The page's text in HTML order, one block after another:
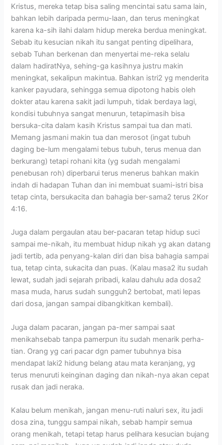
Kristus, mereka tetap bisa saling mencintai satu sama lain,
bahkan lebih daripada permu-laan, dan terus meningkat
karena ka-sih ilahi dalam hidup mereka berdua meningkat.
Sebab itu kesucian nikah itu sangat penting dipelihara,
sebab Tuhan berkenan dan menyertai me-reka selalu
dalam hadiratNya, sehing-ga kasihnya justru makin
meningkat, sekalipun makintua. Bahkan istri2 yg menderita
kanker payudara, sehingga semua dipotong habis oleh
dokter atau karena sakit jadi lumpuh, tidak berdaya lagi,
kondisi tubuhnya sangat menurun, tetapimasih bisa
bersuka-cita dalam kasih Kristus sampai tua dan mati.
Memang jasmani makin tua dan merosot (ingat tubuh
daging be-lum mengalami tebus tubuh, terus menua dan
berkurang) tetapi rohani kita (yg sudah mengalami
penebusan roh) diperbarui terus menerus bahkan makin
indah di hadapan Tuhan dan ini membuat suami-istri bisa
tetap cinta, bersukacita dan bahagia ber-sama2 terus 2Kor
4:16.
Juga dalam pergaulan atau ber-pacaran tetap hidup suci
sampai me-nikah, itu membuat hidup nikah yg akan datang
jadi tertib, ada penyang-kalan diri dan bisa bahagia sampai
tua, tetap cinta, sukacita dan puas. (Kalau masa2 itu sudah
lewat, sudah jadi sejarah pribadi, kalau dahulu ada dosa2
masa muda, harus sudah sungguh2 bertobat, mati lepas
dari dosa, jangan sampai dibangkitkan kembali).
Juga dalam pacaran, jangan pa-mer sampai saat
menikahsebab tanpa pamerpun itu sudah menarik perha-
tian. Orang yg cari pacar dgn pamer tubuhnya bisa
mendapat laki2 hidung belang atau mata keranjang, yg
terus menuruti keinginan daging dan nikah-nya akan cepat
rusak dan jadi neraka.
Kalau belum menikah, jangan menu-ruti naluri sex, itu jadi
dosa zina, tunggu sampai nikah, sebab hampir semua
orang menikah, tetapi tetap harus pelihara kesucian bujang